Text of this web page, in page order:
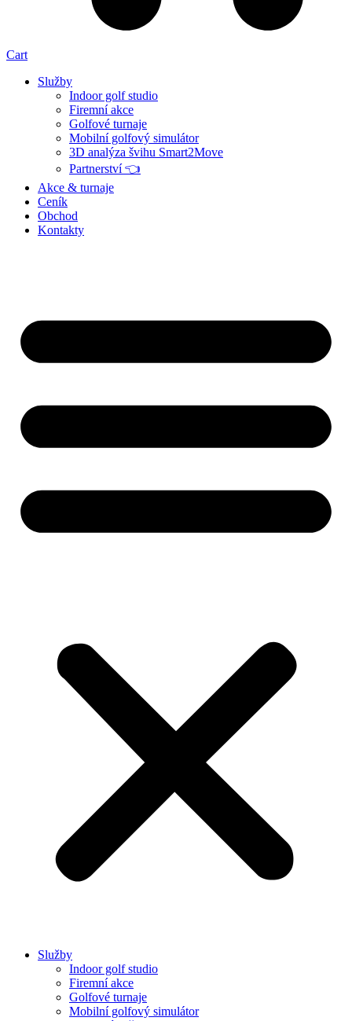
Cart
Služby
Indoor golf studio
Firemní akce
Golfové turnaje
Mobilní golfový simulátor
3D analýza švihu Smart2Move
Partnerství 👈
Akce & turnaje
Ceník
Obchod
Kontakty
Služby
Indoor golf studio
Firemní akce
Golfové turnaje
Mobilní golfový simulátor